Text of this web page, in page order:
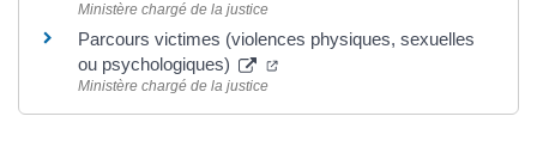
Ministère chargé de la justice
Parcours victimes (violences physiques, sexuelles
ou psychologiques)
Ministère chargé de la justice